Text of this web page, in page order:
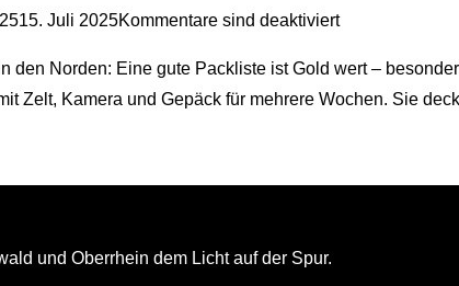
15. Juli 2025Kommentare sind deaktiviert
den Norden: Eine gute Packliste ist Gold wert –
Zelt, Kamera und Gepäck für mehrere Wochen. Sie
und Oberrhein dem Licht auf der Spur.